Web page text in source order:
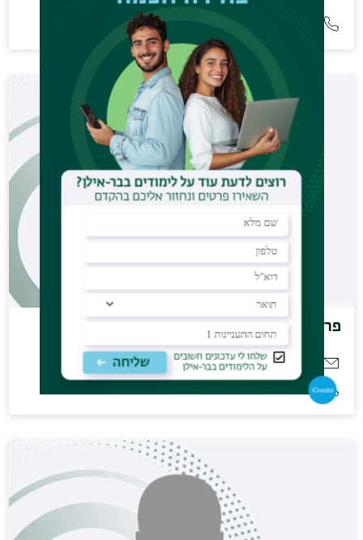
פרופ' זהר נעם
noam.zohar@biu.ac.il
531-8256 (03)